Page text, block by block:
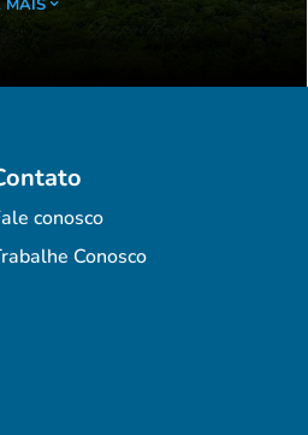
MAIS
conosco
Conosco